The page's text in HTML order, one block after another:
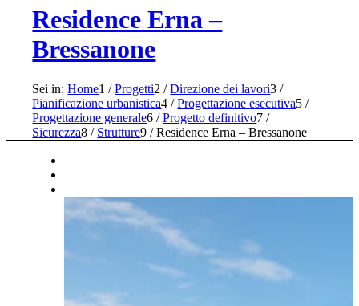
Residence Erna –
Bressanone
Sei in: Home1 / Progetti2 / Direzione dei lavori3 /
Pianificazione urbanistica4 / Progettazione esecutiva5 /
Progettazione generale6 / Progetto definitivo7 /
Sicurezza8 / Strutture9 / Residence Erna – Bressanone